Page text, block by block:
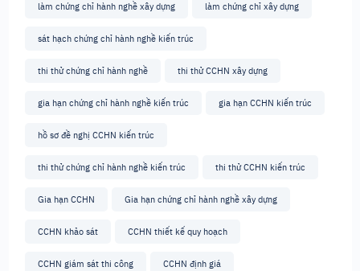
làm chứng chỉ hành nghề xây dựng làm chứng chỉ xây dựng
sát hạch chứng chỉ hành nghề kiến trúc
thi thử chứng chỉ hành nghề thi thử CCHN xây dựng
gia hạn chứng chỉ hành nghề kiến trúc gia hạn CCHN kiến trúc
hồ sơ đề nghị CCHN kiến trúc
thi thử chứng chỉ hành nghề kiến trúc thi thử CCHN kiến trúc
Gia hạn CCHN Gia hạn chứng chỉ hành nghề xây dựng
CCHN khảo sát CCHN thiết kế quy hoạch
CCHN giám sát thi công CCHN định giá